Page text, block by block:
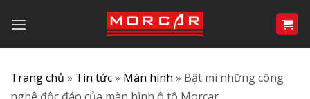
qua
nội
Trang chủ » Tin tức» Màn hình » Bật mí những công